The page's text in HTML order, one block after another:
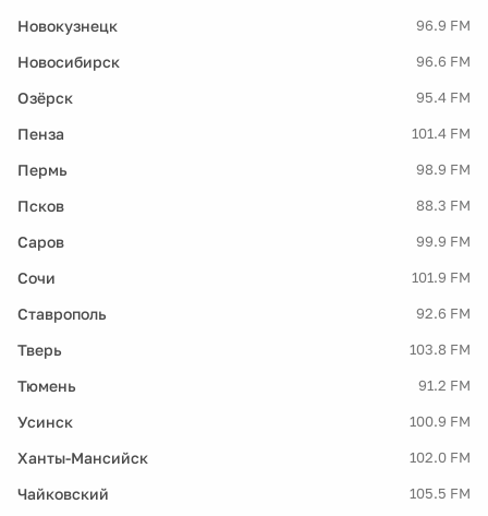
Новокузнецк 96.9 FM
Новосибирск 96.6 FM
Озёрск 95.4 FM
Пенза 101.4 FM
Пермь 98.9 FM
Псков 88.3 FM
Саров 99.9 FM
Сочи 101.9 FM
Ставрополь 92.6 FM
Тверь 103.8 FM
Тюмень 91.2 FM
Усинск 100.9 FM
Ханты-Мансийск 102.0 FM
Чайковский 105.5 FM